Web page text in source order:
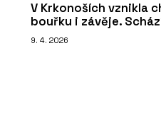
V Krkonoších vznikla
bouřku i závěje.
9. 4. 2026